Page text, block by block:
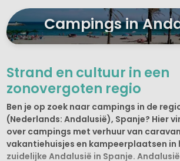
Campings in
Strand en cultuur in een
zonovergoten regio
Ben je op zoek naar campings in de
(Nederlands: Andalusië), Spanje? Hier
over campings met verhuur van
vakantiehuisjes en kampeerplaatsen in
zuidelijke Andalusië in Spanje.